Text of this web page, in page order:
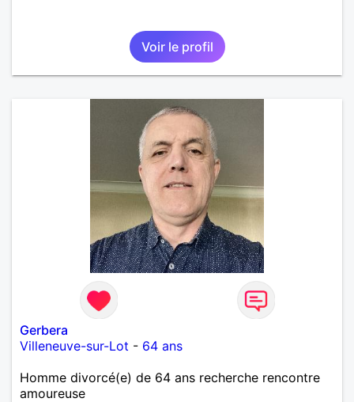
Voir le profil
Gerbera
Villeneuve-sur-Lot - 64 ans
Homme divorcé(e) de 64 ans recherche rencontre
amoureuse